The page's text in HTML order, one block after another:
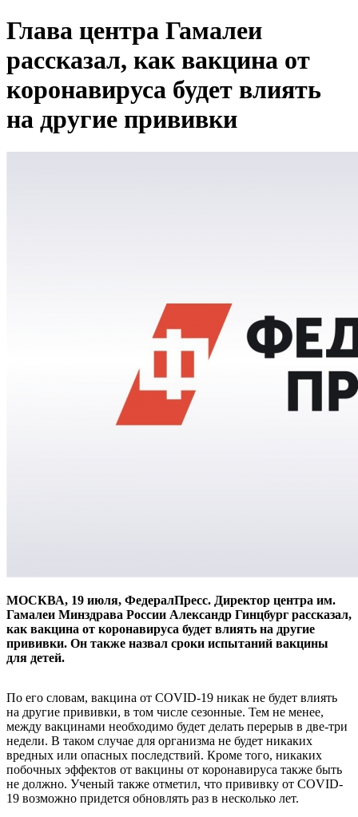
Глава центра Гамалеи
рассказал, как вакцина от
коронавируса будет влиять
на другие прививки
МОСКВА, 19 июля, ФедералПресс. Директор центра им.
Гамалеи Минздрава России Александр Гинцбург рассказал,
как вакцина от коронавируса будет влиять на другие
прививки. Он также назвал сроки испытаний вакцины
для детей.
По его словам, вакцина от COVID-19 никак не будет влиять
на другие прививки, в том числе сезонные. Тем не менее,
между вакцинами необходимо будет делать перерыв в две-три
недели. В таком случае для организма не будет никаких
вредных или опасных последствий. Кроме того, никаких
побочных эффектов от вакцины от коронавируса также быть
не должно. Ученый также отметил, что прививку от COVID-
19 возможно придется обновлять раз в несколько лет.